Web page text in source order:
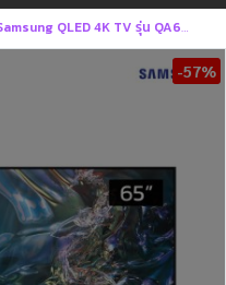
QLED 4K TV รุ่น QA65Q60DAKXXT ทีวีขนาด 65 นิ้ว Q60D Series ( 65Q60D , 65Q60 , Q60 )
-57%